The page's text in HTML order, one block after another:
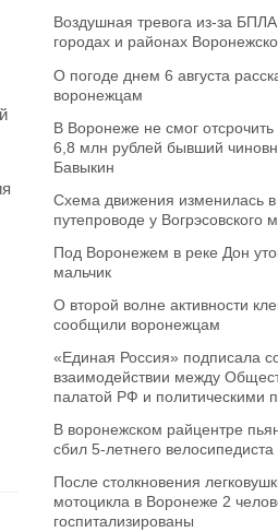
Воздушная тревога из-за БПЛА
городах и районах
О погоде днем 6 августа
воронежцам
В Воронеже не смог отсрочить
6,8 млн рублей бывший
Бавыкин
Схема движения изменилась
путепроводе у Вогрэсовского
Под Воронежем в реке Дон
мальчик
О второй волне активности
сообщили воронежцам
«Единая Россия» подписала
взаимодействии между
палатой РФ и политическими
В воронежском райцентре
сбил 5-летнего велосипедиста
После столкновения
мотоцикла в Воронеже 2
госпитализированы